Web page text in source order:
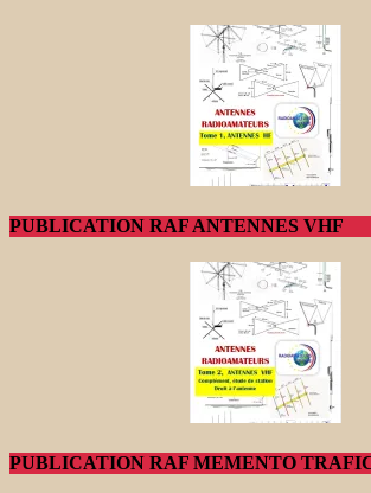
PUBLICATION RAF ANTENNES VHF
PUBLICATION RAF MEMENTO